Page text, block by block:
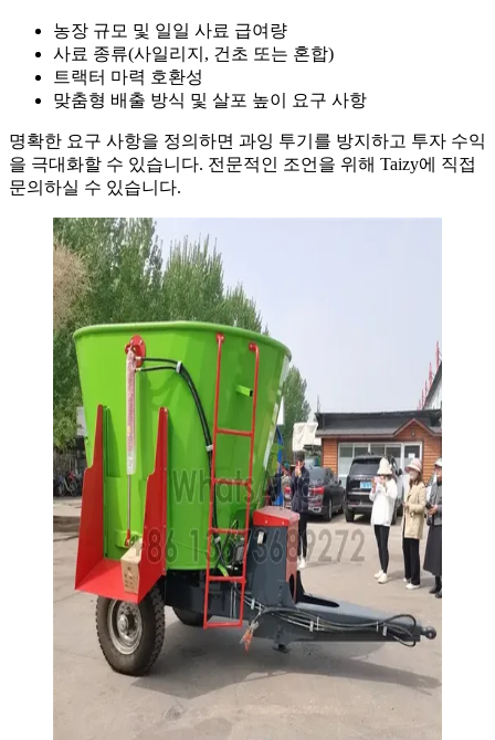
농장 규모 및 일일 사료 급여량
사료 종류(사일리지, 건초 또는 혼합)
트랙터 마력 호환성
맞춤형 배출 방식 및 살포 높이 요구 사항
명확한 요구 사항을 정의하면 과잉 투기를 방지하고 투자 수익
을 극대화할 수 있습니다. 전문적인 조언을 위해 Taizy에 직접
문의하실 수 있습니다.